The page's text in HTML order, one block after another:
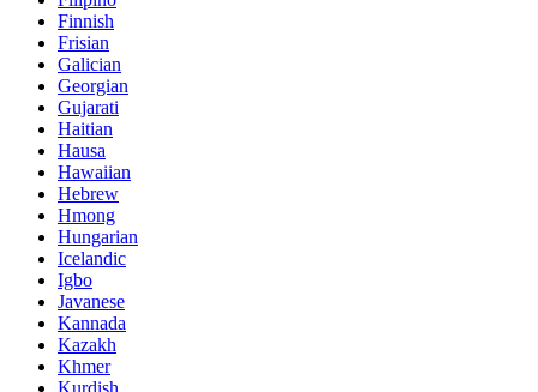
Finnish
Frisian
Galician
Georgian
Gujarati
Haitian
Hausa
Hawaiian
Hebrew
Hmong
Hungarian
Icelandic
Igbo
Javanese
Kannada
Kazakh
Khmer